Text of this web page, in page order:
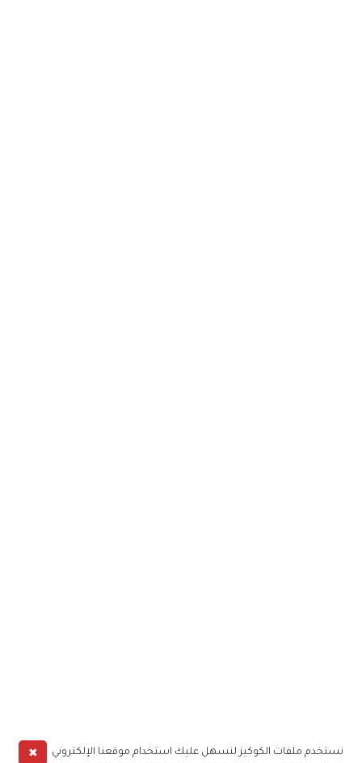
✖
نستخدم ملفات الكوكيز لنسهل عليك استخدام موقعنا الإلكتروني